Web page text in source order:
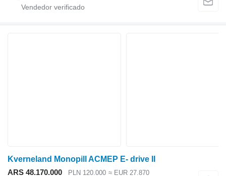
Kverneland Monopill ACMEP E- drive II
ARS 48.170.000
PLN 120.000 ≈ EUR 27.870